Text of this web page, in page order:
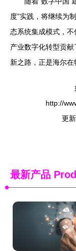
度”实践，将继续为
态系统集成模式，
产业数字化转型贡
新之路，正是海尔在
http://
更
最新产品